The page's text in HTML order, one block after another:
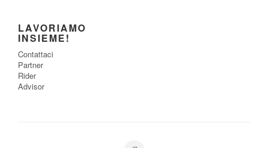
LAVORIAMO
INSIEME!
Contattaci
Partner
Rider
Advisor